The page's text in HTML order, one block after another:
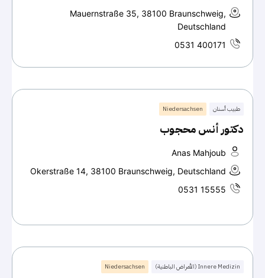
Mauernstraße 35, 38100 Braunschweig,
Deutschland
0531 400171
طبيب أسنان Niedersachsen
دكتور أنس محجوب
Anas Mahjoub
Okerstraße 14, 38100 Braunschweig, Deutschland
0531 15555
Innere Medizin (الأمراض الباطنية) Niedersachsen